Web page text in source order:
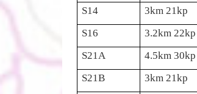
S14
3km 21kp
S16
3.2km 22kp
S21A
4.5km 30kp
S21B
3km 21kp